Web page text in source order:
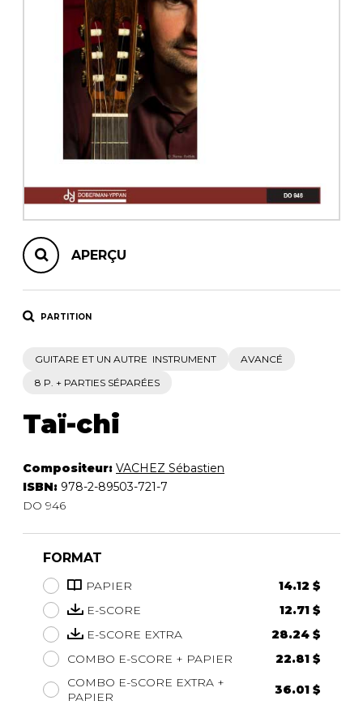
AUTRES PRODUITS
APERÇU
PARTITION
GUITARE ET UN AUTRE INSTRUMENT
AVANCÉ
8 P. + PARTIES SÉPARÉES
Taï-chi
Compositeur: VACHEZ Sébastien
ISBN: 978-2-89503-721-7
DO 946
FORMAT
PAPIER
14.12 $
E-SCORE
12.71 $
E-SCORE EXTRA
28.24 $
COMBO E-SCORE + PAPIER
22.81 $
COMBO E-SCORE EXTRA +
PAPIER
36.01 $